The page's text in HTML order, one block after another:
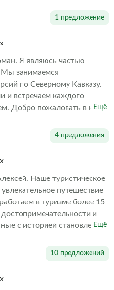
1 предложение
Я являюсь частью
занимаемся
по Северному Кавказу.
и встречаем каждого
Добро пожаловать в нашу
и подготовленный
гиды!
Ещё
4 предложения
Наше туристическое
путешествие
в туризме более 15
и
с историей становления
в безопасности.
Ещё
10 предложений